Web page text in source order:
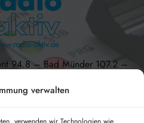
verwalten
94.8 – Bad Münder 107.2 –
9C